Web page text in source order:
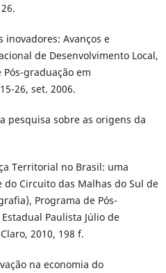
inovadores: Avanços e
de Desenvolvimento Local,
graduação em
26, set. 2006.
pesquisa sobre as origens da
Territorial no Brasil: uma
Circuito das Malhas do Sul de
Programa de Pós-
Paulista Júlio de
2010, 198 f.
na economia do